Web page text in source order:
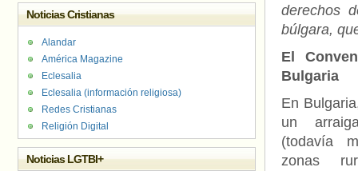
derechos
búlgara,
El
Bulgaria
En
un
(todavía
zonas
Noticias Cristianas
Alandar
América Magazine
Eclesalia
Eclesalia (información religiosa)
Redes Cristianas
Religión Digital
Noticias LGTBI+